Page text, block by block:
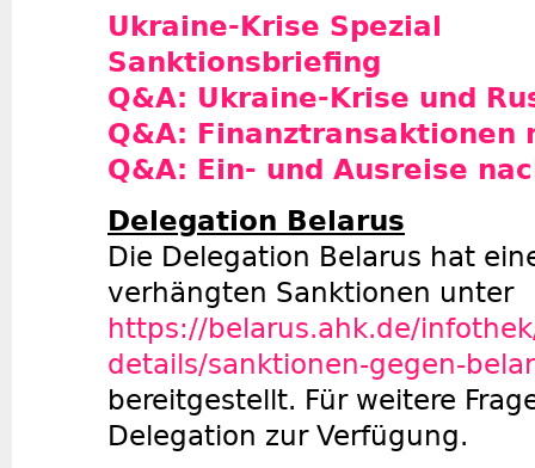
Ukraine-Krise Spezial
Sanktionsbriefing
Q&A: Ukraine-Krise und
Q&A: Finanztransaktionen
Q&A: Ein- und Ausreise
Delegation Belarus
Die Delegation Belarus hat
verhängten Sanktionen unter
https://belarus.ahk.de/
details/sanktionen-gegen-
bereitgestellt. Für weitere
Delegation zur Verfügung.